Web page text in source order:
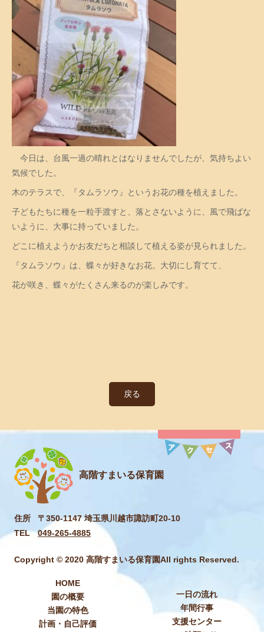
今日は、台風一過の晴れとはなりませんでしたが、気持ちよい
気候でした。
木のテラスで、『タムラソウ』というお花の種を植えました。
子どもたちに種を一粒手渡すと、落とさないように、風で飛ばな
いように、大事に持っていました。
どこに植えようかお友だちと相談して植える姿が見られました。
『タムラソウ』は、蝶々が好きなお花。大切にし育てて、
花が咲き、蝶々がたくさん来るのが楽しみです。
戻る
高階すまいる保育園
住所
〒350-1147 埼玉県川越市諏訪町20-10
TEL
049-265-4885
Copyright © 2020 高階すまいる保育園All rights Reserved.
HOME
園の概要
当園の特色
計画・自己評価
一日の流れ
年間行事
支援センター